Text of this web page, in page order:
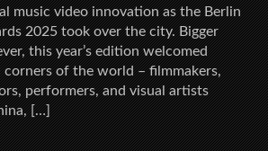
music video innovation as the Berlin
2025 took over the city. Bigger
this year’s edition welcomed
corners of the world – filmmakers,
performers, and visual artists
[…]